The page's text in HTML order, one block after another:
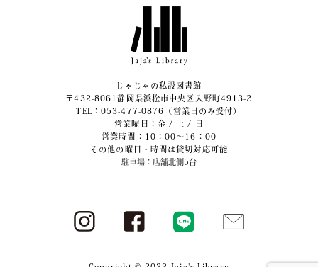
じゃじゃの私設図書館
〒432-8061静岡県浜松市中央区入野町4913-2
​TEL：053-477-0876（営業日のみ受付）
営業曜日：金 / 土 / 日
営業時間：10：00～16：00
その他の曜日・時間は貸切対応可能
駐車場：店舗北側5台